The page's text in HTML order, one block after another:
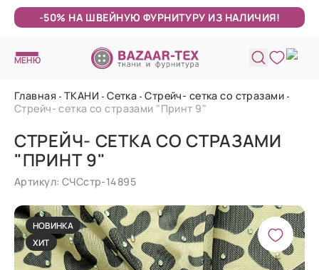
-50% НА ШВЕЙНУЮ ФУРНИТУРУ ИЗ НАЛИЧИЯ!
МЕНЮ
Главная ТКАНИ Сетка Стрейч- сетка со стразами
Стрейч- сетка со стразами "Принт 9"
СТРЕЙЧ- СЕТКА СО СТРАЗАМИ
"ПРИНТ 9"
Артикул: СЧСстр-14895
НОВИНКА
ХИТ